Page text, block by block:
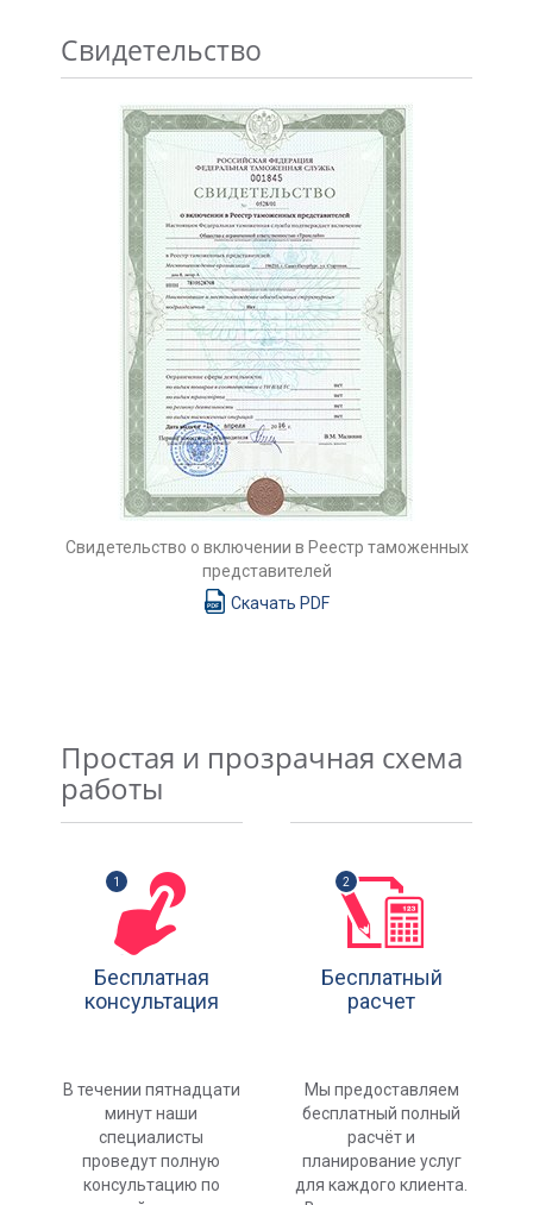
Свидетельство
Свидетельство о включении в Реестр таможенных
представителей
Скачать PDF
Простая и прозрачная схема
работы
Бесплатная
консультация
В течении пятнадцати
минут наши
специалисты
проведут полную
консультацию по
Бесплатный
расчет
Мы предоставляем
бесплатный полный
расчёт и
планирование услуг
для каждого клиента.